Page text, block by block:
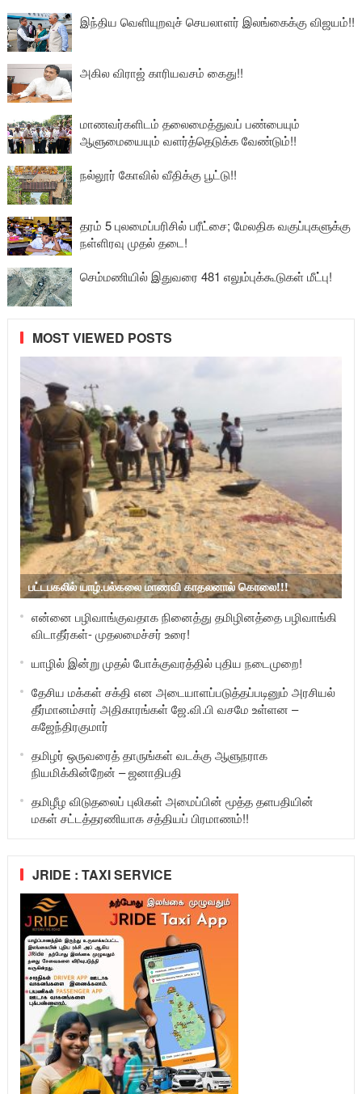
இந்திய வெளியுறவுச் செயலாளர் இலங்கைக்கு விஜயம்!!
அகில விராஜ் காரியவசம் கைது!!
மாணவர்களிடம் தலைமைத்துவப் பண்பையும்
ஆளுமையையும் வளர்த்தெடுக்க வேண்டும்!!
நல்லூர் கோவில் வீதிக்கு பூட்டு!!
தரம் 5 புலமைப்பரிசில் பரீட்சை; மேலதிக வகுப்புகளுக்கு
நள்ளிரவு முதல் தடை!
செம்மணியில் இதுவரை 481 எலும்புக்கூடுகள் மீட்பு!
MOST VIEWED POSTS
பட்டபகலில் யாழ்.பல்கலை மாணவி காதலனால் கொலை!!!
என்னை பழிவாங்குவதாக நினைத்து தமிழினத்தை பழிவாங்கி
விடாதீர்கள்- முதலமைச்சர் உரை!
யாழில் இன்று முதல் போக்குவரத்தில் புதிய நடைமுறை!
தேசிய மக்கள் சக்தி என அடையாளப்படுத்தப்படினும் அரசியல்
தீர்மானம்சார் அதிகாரங்கள் ஜே.வி.பி வசமே உள்ளன –
கஜேந்திரகுமார்
தமிழர் ஒருவரைத் தாருங்கள் வடக்கு ஆளுநராக
நியமிக்கின்றேன் – ஜனாதிபதி
தமிழீழ விடுதலைப் புலிகள் அமைப்பின் மூத்த தளபதியின்
மகள் சட்டத்தரணியாக சத்தியப் பிரமாணம்!!
JRIDE : TAXI SERVICE